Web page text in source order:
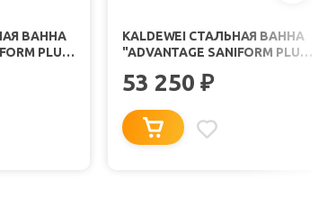
ВАННА
PLUS
KALDEWEI СТАЛЬНАЯ ВАННА
"ADVANTAGE SANIFORM PLUS
53 250 ₽